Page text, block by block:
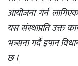
आयोजना गर्न
यस संस्थाप्रति उक्त
भत्र्सना गर्दै इपान
छ ।